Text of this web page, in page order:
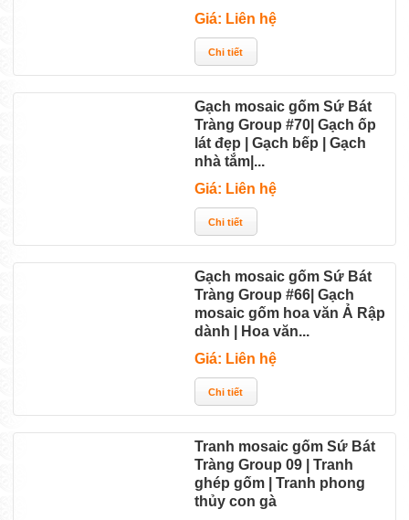
Giá: Liên hệ
Gạch mosaic gốm Sứ Bát
Tràng Group #70| Gạch ốp
lát đẹp | Gạch bếp | Gạch
nhà tắm|...
Giá: Liên hệ
Gạch mosaic gốm Sứ Bát
Tràng Group #66| Gạch
mosaic gốm hoa văn Ả Rập
dành | Hoa văn...
Giá: Liên hệ
Tranh mosaic gốm Sứ Bát
Tràng Group 09 | Tranh
ghép gốm | Tranh phong
thủy con gà